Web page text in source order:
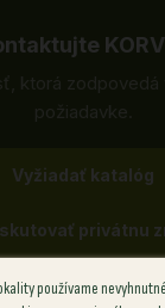
používame
Vyžiadať katalóg
privátnu